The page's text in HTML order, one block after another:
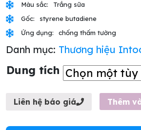
Màu sắc:
Trắng sữa
Gốc:
styrene butadiene
Ứng dụng:
chống thấm tường
Danh mục: Thương hiệu
Dung tích
Thêm
Liên hệ báo giá